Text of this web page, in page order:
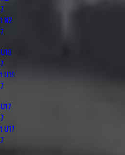
N2
U19
U17